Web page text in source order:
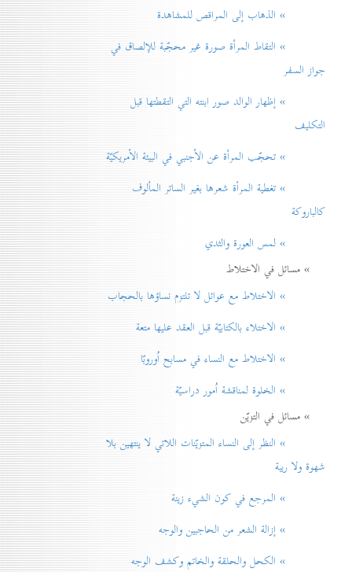
» الذهاب إلی المراقص للمشاهدة
» التقاط المرأة صورة غير محجّبة للإلصاق في
جواز السفر
» إظهار الوالد صور ابنته التي التقطتها قبل
التكليف
» تحجّب المرأة عن الأجنبي في البيئة الأمريكيّة
» تغطية المرأة شعرها بغير الساتر المألوف
كالباروكة
» لمس العورة والثدي
» مسائل في الاختلاط
» الاختلاط مع عوائل لا تلتزم نساؤها بالحجاب
» الاختلاء بالكتابيّة قبل العقد عليها متعة
» الاختلاط مع النساء في مسابح اُوروبّا
» الخلوة لمناقشة اُمور دراسيّة
» مسائل في التزيّن
» النظر إلی النساء المتزيّنات اللاتي لا ينتهين بلا
شهوة ولا ريبة
» المرجع في كون الشيء زينة
» إزالة الشعر من الحاجبين والوجه
» الكحل والحلقة والخاتم وكشف الوجه